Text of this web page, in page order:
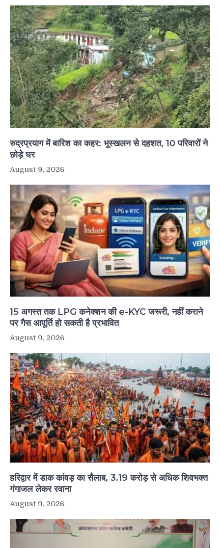
रुद्रप्रयाग में बारिश का कहर: भूस्खलन से दहशत, 10 परिवारों ने
छोड़े घर
August 9, 2026
15 अगस्त तक LPG कनेक्शन की e-KYC जरूरी, नहीं कराने
पर गैस आपूर्ति हो सकती है प्रभावित
August 9, 2026
हरिद्वार में डाक कांवड़ का सैलाब, 3.19 करोड़ से अधिक शिवभक्त
गंगाजल लेकर रवाना
August 9, 2026